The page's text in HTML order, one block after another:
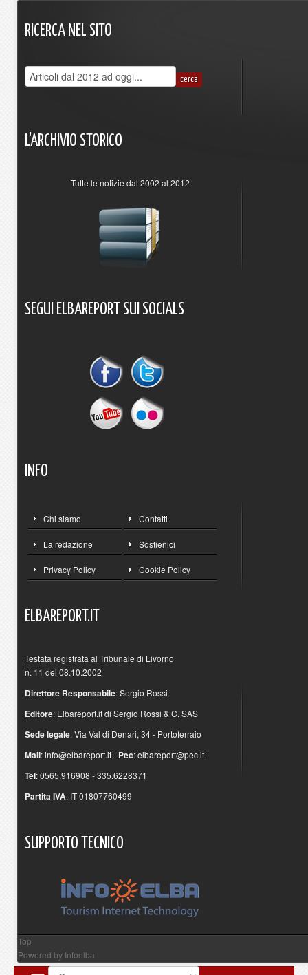
RICERCA NEL SITO
L'ARCHIVIO STORICO
Tutte le notizie dal 2002 al 2012
SEGUI ELBAREPORT SUI SOCIALS
INFO
Chi siamo Contatti
La redazione Sostienici
Privacy Policy Cookie Policy
ELBAREPORT.IT
Testata registrata al Tribunale di Livorno
n. 11 del 08.10.2002
Direttore Responsabile: Sergio Rossi
Editore: Elbareport.it di Sergio Rossi & C. SAS
Sede legale: Via Val di Denari, 34 - Portoferraio
Mail:info@elbareport.it- Pec:elbareport@pec.it
Tel: 0565.916908 - 335.6228371
Partita IVA: IT 01807760499
SUPPORTO TECNICO
Top
Powered by Infoelba